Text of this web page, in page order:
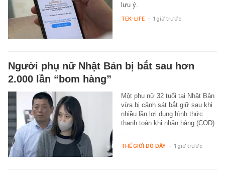
lưu ý.
TEK-LIFE - 1 giờ trước
Người phụ nữ Nhật Bản bị bắt sau hơn
2.000 lần “bom hàng”
Một phụ nữ 32 tuổi tại Nhật Bản
vừa bị cảnh sát bắt giữ sau khi
nhiều lần lợi dụng hình thức
thanh toán khi nhận hàng (COD)
THẾ GIỚI ĐÓ ĐÂY - 1 giờ trước